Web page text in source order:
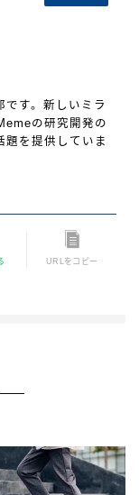
です。新しいミラ
の研究開発の
題を提供していま
URLをコピー